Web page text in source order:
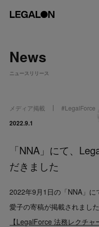
About
Service
News
LegalOn Now
News
ニュースリリース
メディア掲載 #LegalForce
2022.9.1
「NNA」にて、
だきました
2022年9月1日の「NNA」
愛子の寄稿が掲載されました
【LegalForce 法務レクチ